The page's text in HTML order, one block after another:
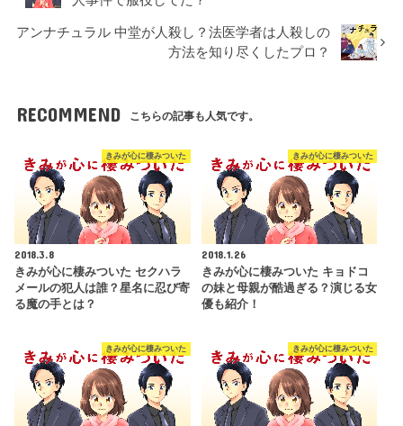
アンナチュラル 中堂が人殺し？法医学者は人殺しの
方法を知り尽くしたプロ？
RECOMMEND こちらの記事も人気です。
きみが心に棲みついた
2018.3.8
きみが心に棲みついた セクハラ
メールの犯人は誰？星名に忍び寄
る魔の手とは？
きみが心に棲みついた
2018.1.26
きみが心に棲みついた キョドコ
の妹と母親が酷過ぎる？演じる女
優も紹介！
きみが心に棲みついた きみが心に棲みついた